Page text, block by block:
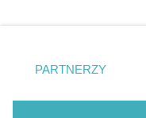
Gliwice
zmienić/wycofać
znajdujący się w
rodzaje przetwarzania
użytkownika, ale
PARTNERZY